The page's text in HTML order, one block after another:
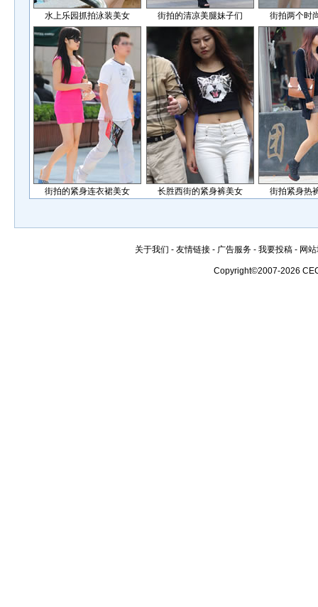
水上乐园抓拍泳装美女 街拍的清凉美腿妹子们 街拍两个时
街拍的紧身连衣裙美女 长胜西街的紧身裤美女 街拍紧身热
关于我们 - 友情链接 - 广告服务 - 我要投稿 - 网
Copyright©2007-2026